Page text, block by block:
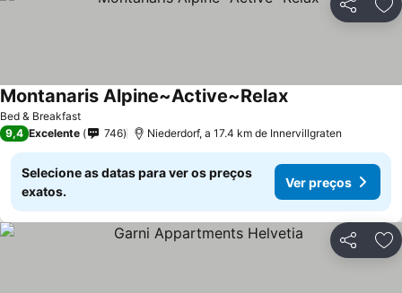
Partilhar
Bed & Breakfast
Montanaris Alpine~Active~Relax
9,4 Excelente 746 Niederdorf, a 17.4 km de Innervillgraten
Selecione as datas para ver os preços
exatos.
Ver preços
Partilhar